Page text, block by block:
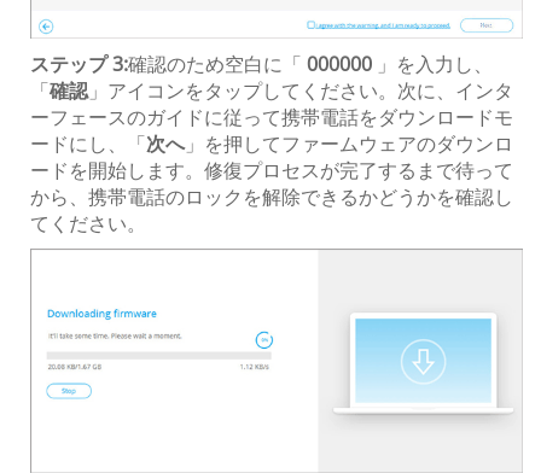
ステップ 3:確認のため空白に「 000000 」を入力し、
「確認」アイコンをタップしてください。次に、インタ
ーフェースのガイドに従って携帯電話をダウンロードモ
ードにし、「次へ」を押してファームウェアのダウンロ
ードを開始します。修復プロセスが完了するまで待って
から、携帯電話のロックを解除できるかどうかを確認し
てください。